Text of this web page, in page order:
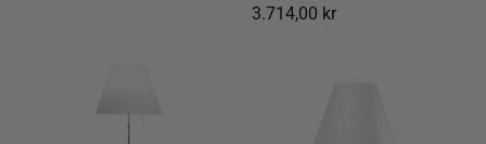
Normal
3.714,00 kr